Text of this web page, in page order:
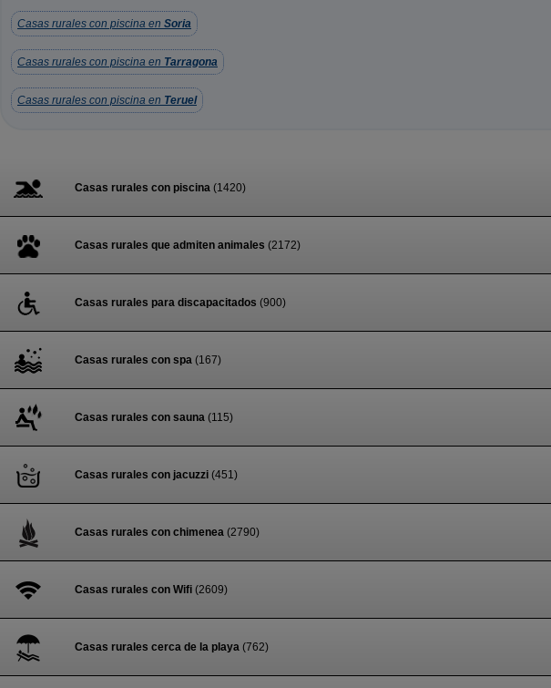
Casas rurales con piscina en Soria
Casas rurales con piscina en Tarragona
Casas rurales con piscina en Teruel
Casas rurales con piscina (1420)
Casas rurales que admiten animales (2172)
Casas rurales para discapacitados (900)
Casas rurales con spa (167)
Casas rurales con sauna (115)
Casas rurales con jacuzzi (451)
Casas rurales con chimenea (2790)
Casas rurales con Wifi (2609)
Casas rurales cerca de la playa (762)